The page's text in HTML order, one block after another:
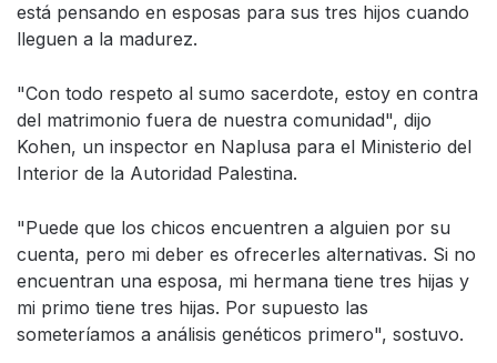
está pensando en esposas para sus tres hijos cuando
lleguen a la madurez.
"Con todo respeto al sumo sacerdote, estoy en contra
del matrimonio fuera de nuestra comunidad", dijo
Kohen, un inspector en Naplusa para el Ministerio del
Interior de la Autoridad Palestina.
"Puede que los chicos encuentren a alguien por su
cuenta, pero mi deber es ofrecerles alternativas. Si no
encuentran una esposa, mi hermana tiene tres hijas y
mi primo tiene tres hijas. Por supuesto las
someteríamos a análisis genéticos primero", sostuvo.